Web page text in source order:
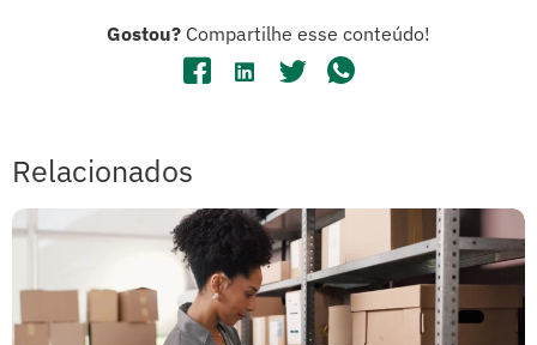
Gostou? Compartilhe esse conteúdo!
Relacionados